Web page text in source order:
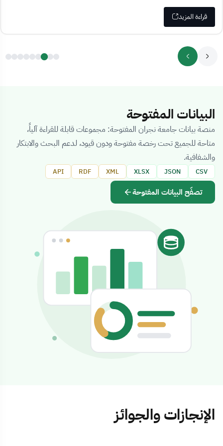
قراءة المزيد
البيانات المفتوحة
منصة بيانات جامعة نجران المفتوحة: مجموعات قابلة للقراءة آلياً،
متاحة للجميع تحت رخصة مفتوحة ودون قيود، لدعم البحث والابتكار
والشفافية.
CSV
JSON
XLSX
XML
RDF
API
تصفّح البيانات المفتوحة
الإنجازات والجوائز